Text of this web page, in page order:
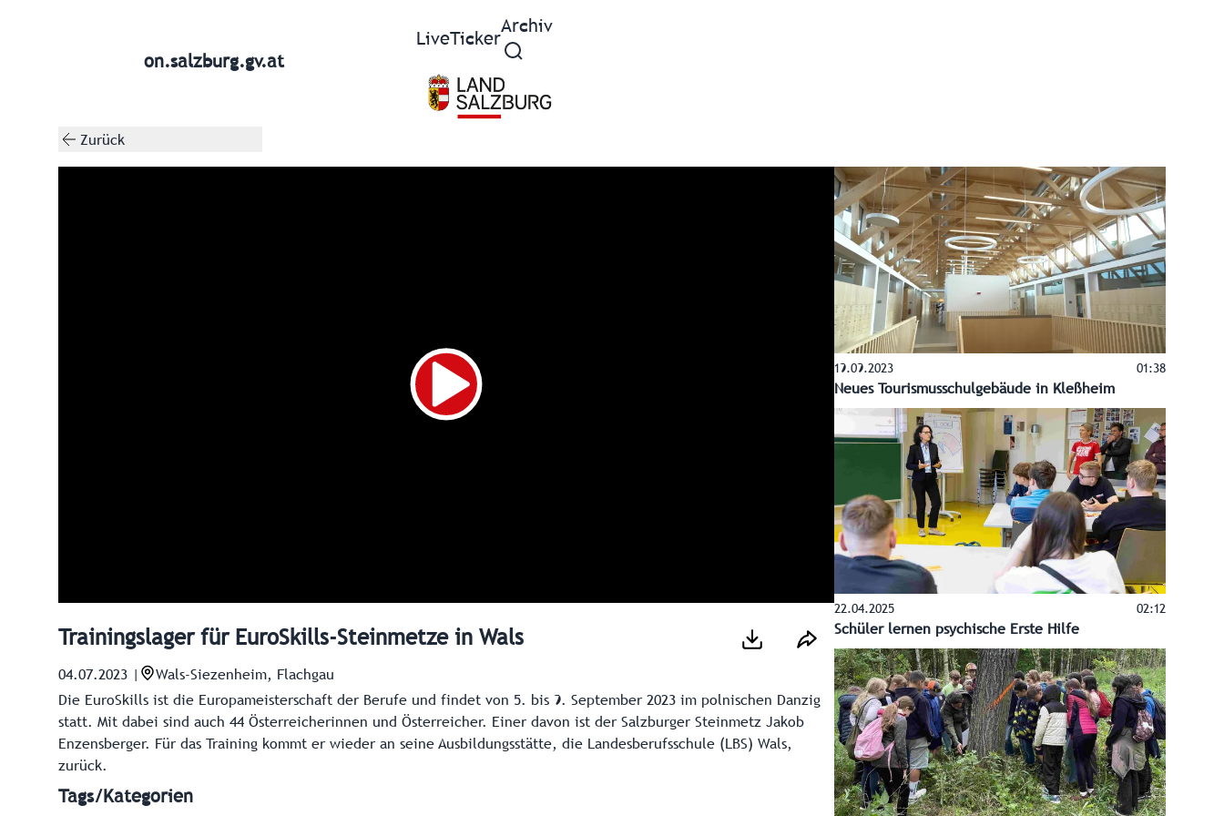
on.salzburg.gv.at
LiveTicker
Archiv
Zurück
Trainingslager für EuroSkills-Steinmetze in Wals
04.07.2023
Wals-Siezenheim, Flachgau
Die EuroSkills ist die Europameisterschaft der Berufe und findet von 5. bis 9. September 2023 im polnischen Danzig
statt. Mit dabei sind auch 44 Österreicherinnen und Österreicher. Einer davon ist der Salzburger Steinmetz Jakob
Enzensberger. Für das Training kommt er wieder an seine Ausbildungsstätte, die Landesberufsschule (LBS) Wals,
zurück.
Tags/Kategorien
19.09.2023 01:38
Neues Tourismusschulgebäude in Kleßheim
22.04.2025 02:12
Schüler lernen psychische Erste Hilfe